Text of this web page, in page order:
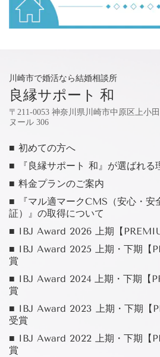
川崎市で婚活なら結婚相談所
良縁サポート 和
〒211-0053 神奈川県川崎市中原区上小
ヌール 306
■ 初めての方へ
■ 『良縁サポート 和』が選ばれる
■ 料金プランのご案内
■ 『マル適マークCMS（安心・安
証）』の取得について
■ IBJ Award 2026 上期【
■ IBJ Award 2025 上期・下期【
賞
■ IBJ Award 2024 上期・下期【
賞
■ IBJ Award 2023 上期・下期【
受賞
■ IBJ Award 2022 上期・下期【
賞